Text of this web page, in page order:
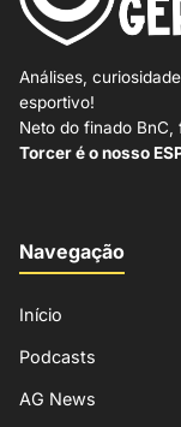
Análises,
esportivo!
Neto do finado
Torcer é o nosso
Navegação
Início
Podcasts
AG News